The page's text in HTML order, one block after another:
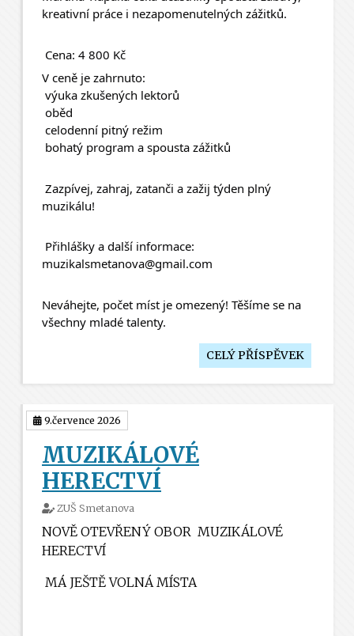
kreativní práce i nezapomenutelných zážitků.
Cena: 4 800 Kč
V ceně je zahrnuto:
výuka zkušených lektorů
oběd
celodenní pitný režim
bohatý program a spousta zážitků
muzikálu!
Přihlášky a další informace:
muzikalsmetanova@gmail.com
Neváhejte, počet míst je omezený! Těšíme se na
všechny mladé talenty.
CELÝ PŘÍSPĚVEK
9.července 2026
MUZIKÁLOVÉ
HERECTVÍ
ZUŠ Smetanova
NOVĚ OTEVŘENÝ OBOR MUZIKÁLOVÉ
HERECTVÍ
MÁ JEŠTĚ VOLNÁ MÍSTA